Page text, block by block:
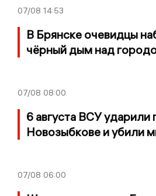
07/08 14:53
В Брянске очевидцы
чёрный дым над
07/08 08:00
6 августа ВСУ ударили
Новозыбкове и убили
07/08 06:00